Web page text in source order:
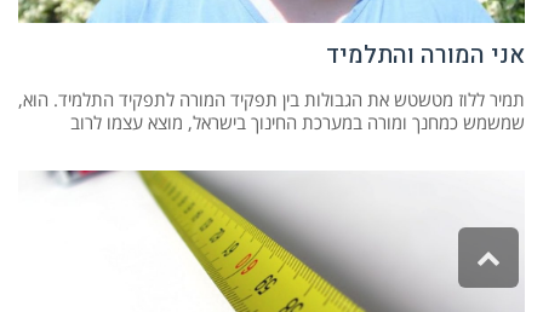
אני המורה והתלמיד
תמיר ללוז מטשטש את הגבולות בין תפקיד המורה לתפקיד התלמיד. הוא,
שמשמש כמחנך ומורה במערכת החינוך בישראל, מוצא עצמו לרוב
לראש
העמוד